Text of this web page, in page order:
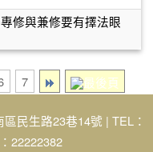
修與兼修要有擇法眼
7
民生路23巷14號 | TEL：
22222382